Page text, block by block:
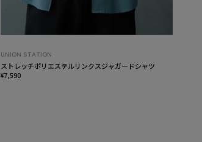
UNION STATION
ストレッチポリエステルリンクスジャガードシャツ
¥7,590